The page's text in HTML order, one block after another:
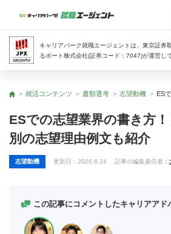
キャリアパーク就職エージェントは、東京証券
るポート株式会社(証券コード：7047)が運営し
トップ
就活コンテンツ 書類選考 志望動機
ESでの志望業界の書き方
別の志望理由例文も紹介
志望動機 更新日： 2026.6.24 記事の編集責任者：
この記事にコメントしたキャリアアド